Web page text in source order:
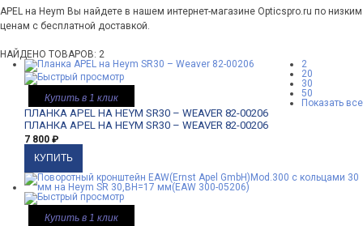
APEL на Heym Вы найдете в нашем интернет-магазине Opticspro.ru по низким
ценам с бесплатной доставкой.
НАЙДЕНО ТОВАРОВ: 2
2
20
30
50
Показать все
Купить в 1 клик
ПЛАНКА APEL НА HEYM SR30 – WEAVER 82-00206
ПЛАНКА APEL НА HEYM SR30 – WEAVER 82-00206
7 800 ₽
Купить в 1 клик